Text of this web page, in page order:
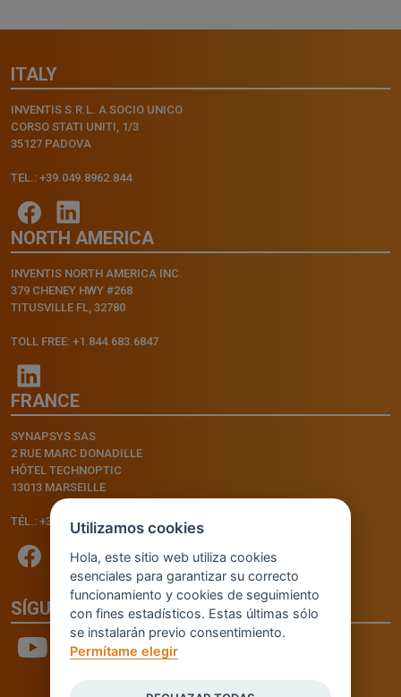
ITALY
INVENTIS S.R.L. A SOCIO UNICO
CORSO STATI UNITI, 1/3
35127 PADOVA
TEL.: +39.049.8962.844
NORTH AMERICA
INVENTIS NORTH AMERICA INC.
379 CHENEY HWY #268
TITUSVILLE FL, 32780
TOLL FREE: +1.844.683.6847
FRANCE
SYNAPSYS SAS
2 RUE MARC DONADILLE
HÔTEL TECHNOPTIC
13013 MARSEILLE
TÉL.: +33.4.91.11.75.75
SÍGUENOS
Utilizamos cookies
Hola, este sitio web utiliza cookies
esenciales para garantizar su correcto
funcionamiento y cookies de seguimiento
con fines estadísticos. Estas últimas sólo
se instalarán previo consentimiento.
Permítame elegir